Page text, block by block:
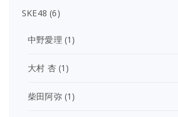
SKE48 (6)
中野愛理 (1)
大村 杏(1)
柴田阿弥(1)